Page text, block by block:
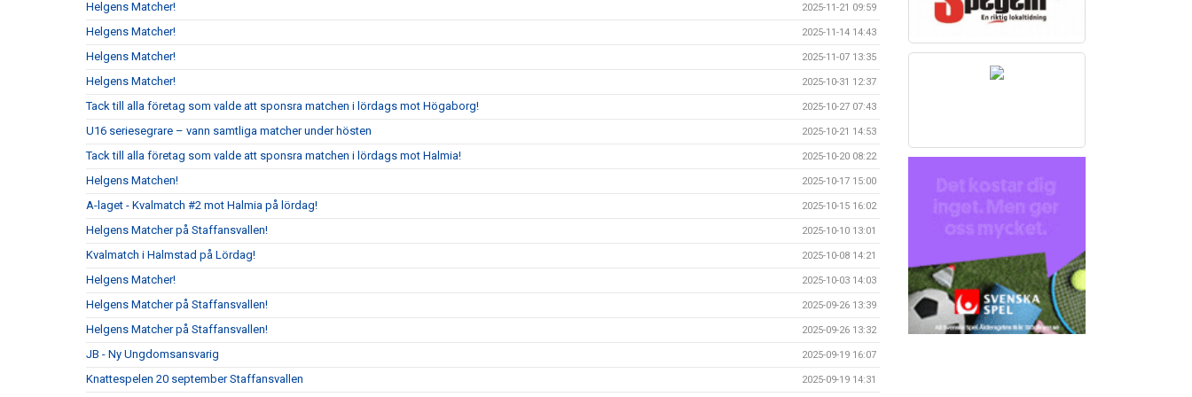
Helgens Matcher! 2025-11-21 09:59
Helgens Matcher! 2025-11-14 14:43
Helgens Matcher! 2025-11-07 13:35
Helgens Matcher! 2025-10-31 12:37
Tack till alla företag som valde att sponsra matchen i lördags mot Högaborg! 2025-10-27 07:43
U16 seriesegrare – vann samtliga matcher under hösten 2025-10-21 14:53
Tack till alla företag som valde att sponsra matchen i lördags mot Halmia! 2025-10-20 08:22
Helgens Matchen! 2025-10-17 15:00
A-laget - Kvalmatch #2 mot Halmia på lördag! 2025-10-15 16:02
Helgens Matcher på Staffansvallen! 2025-10-10 13:01
Kvalmatch i Halmstad på Lördag! 2025-10-08 14:21
Helgens Matcher! 2025-10-03 14:03
Helgens Matcher på Staffansvallen! 2025-09-26 13:39
Helgens Matcher på Staffansvallen! 2025-09-26 13:32
JB - Ny Ungdomsansvarig 2025-09-19 16:07
Knattespelen 20 september Staffansvallen 2025-09-19 14:31